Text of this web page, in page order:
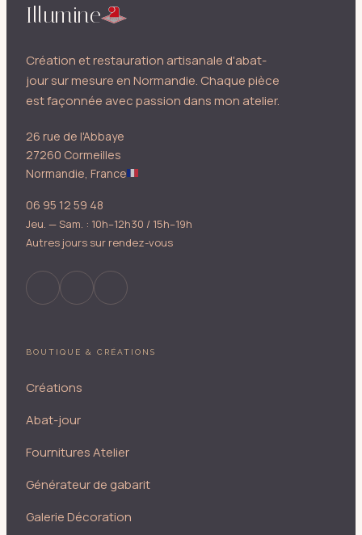
Illumine
Création et restauration artisanale d'abat-
jour sur mesure en Normandie. Chaque pièce
est façonnée avec passion dans mon atelier.
26 rue de l'Abbaye
27260 Cormeilles
Normandie, France
06 95 12 59 48
Jeu. — Sam. : 10h–12h30 / 15h–19h
Autres jours sur rendez-vous
BOUTIQUE & CRÉATIONS
Créations
Abat-jour
Fournitures Atelier
Générateur de gabarit
Galerie Décoration